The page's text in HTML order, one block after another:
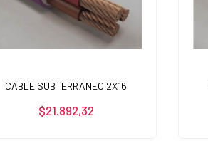
CABLE SUBTERRANEO 2X16
$21.892,32